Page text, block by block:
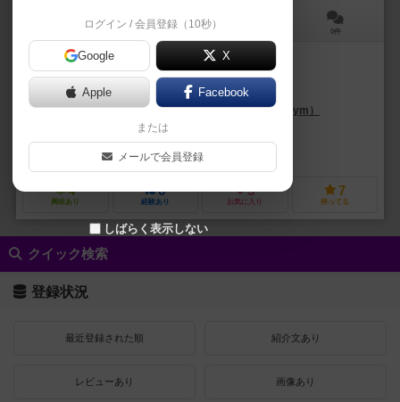
45分前後 0件
作品説明文の編集者を募集中
ガラダー（Galladur）
アンリ・ピム（Henri Pym）
レミ・ファージョー（Rémi Farjaud）
アンカナ（Ankama）
CMONリミテッド（CMON Limited）
4
興味あり
6
経験あり
3
お気に入り
7
持ってる
クイック検索
登録状況
最近登録された順 紹介文あり
レビューあり 画像あり
ログイン / 会員登録（10秒）
Google X
Apple Facebook
または
メールで会員登録
しばらく表示しない